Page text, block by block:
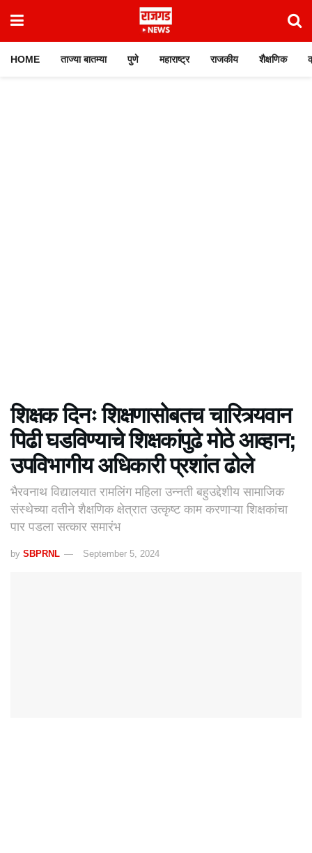
HOME ताज्या बातम्या पुणे महाराष्ट्र राजकीय शैक्षणिक
शिक्षक दिनः शिक्षणासोबतच चारित्र्यवान
पिढी घडविण्याचे शिक्षकांपुढे मोठे आव्हान;
उपविभागीय अधिकारी प्रशांत ढोले
भैरवनाथ विद्यालयात रामलिंग महिला उन्नती बहुउद्देशीय सामाजिक
संस्थेच्या वतीने शैक्षणिक क्षेत्रात उत्कृष्ट काम करणाऱ्या शिक्षकांचा
पार पडला सत्कार समारंभ
by SBPRNL September 5, 2024